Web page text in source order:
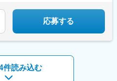
以上＋残業代は1分単位
なし
応募する
件読み込む